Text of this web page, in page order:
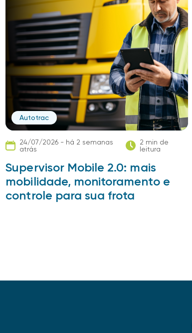
Autotrac
24/07/2026 - há 2 semanas
atrás
2 min de
leitura
Supervisor Mobile 2.0: mais
mobilidade, monitoramento e
controle para sua frota